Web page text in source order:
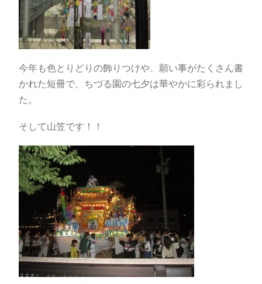
今年も色とりどりの飾りつけや、願い事がたくさん書
かれた短冊で、ちづる園の七夕は華やかに彩られまし
た。
そして山笠です！！